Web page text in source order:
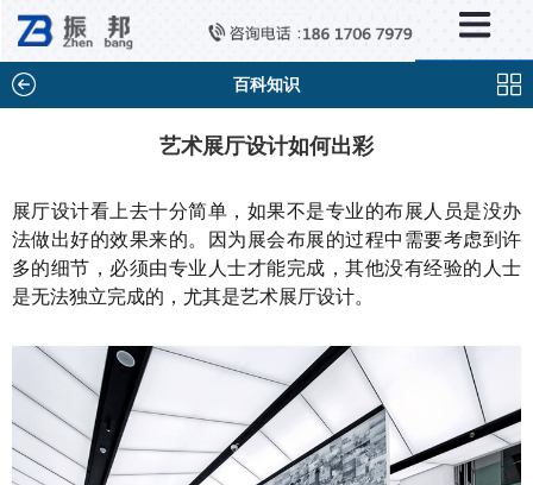
百科知识
艺术展厅设计如何出彩
展厅设计看上去十分简单，如果不是专业的布展人员是没办
法做出好的效果来的。因为展会布展的过程中需要考虑到许
多的细节，必须由专业人士才能完成，其他没有经验的人士
是无法独立完成的，尤其是艺术展厅设计。
新闻中心
×
行业新闻
问题解答
百科知识